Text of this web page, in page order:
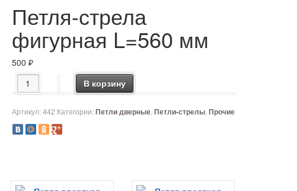
Петля-стрела
фигурная L=560 мм
500₽
Количество товара Петля-стрела фигурная L=560 мм
В корзину
Артикул:442 Категории:Петли дверные,Петли-стрелы,Прочие